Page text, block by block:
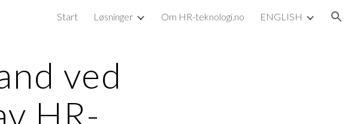
Skip to navigation
Start Løsninger Om HR-teknologi.no ENGLISH
ved
HR-